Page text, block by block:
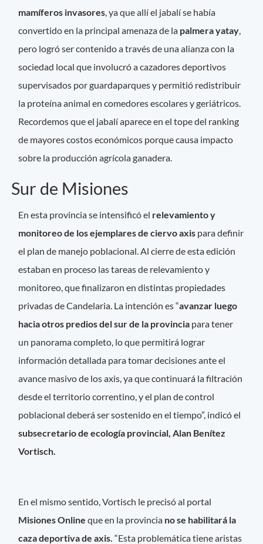
mamíferos invasores , ya que allí el jabalí se había
convertido en la principal amenaza de la palmera yatay
pero logró ser contenido a través de una alianza con la
sociedad local que involucró a cazadores deportivos
supervisados por guardaparques y permitió redistribuir
la proteína animal en comedores escolares y geriátricos.
Recordemos que el jabalí aparece en el tope del ranking
de mayores costos económicos porque causa impacto
sobre la producción agrícola ganadera.
Sur de Misiones
En esta provincia se intensificó el relevamiento y
monitoreo de los ejemplares de ciervo axis para definir
el plan de manejo poblacional. Al cierre de esta edición
estaban en proceso las tareas de relevamiento y
monitoreo, que finalizaron en distintas propiedades
privadas de Candelaria. La intención es “avanzar luego
hacia otros predios del sur de la provincia para tener
un panorama completo, lo que permitirá lograr
información detallada para tomar decisiones ante el
avance masivo de los axis, ya que continuará la filtración
desde el territorio correntino, y el plan de control
poblacional deberá ser sostenido en el tiempo”, indicó el
subsecretario de ecología provincial, Alan Benítez
Vortisch.
En el mismo sentido, Vortisch le precisó al portal
Misiones Onlineque en la provincia no se habilitará la
caza deportiva de axis. “Esta problemática tiene aristas